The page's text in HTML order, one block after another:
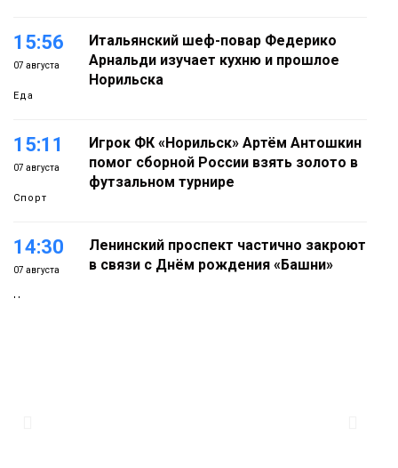
15:56
07 августа
Еда
Итальянский шеф-повар Федерико
Арнальди изучает кухню и прошлое
Норильска
15:11
07 августа
Спорт
Игрок ФК «Норильск» Артём Антошкин
помог сборной России взять золото в
футзальном турнире
14:30
07 августа
Новости
Ленинский проспект частично закроют
в связи с Днём рождения «Башни»